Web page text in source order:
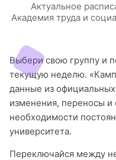
Актуальное
Академия труда и
Выбери свою группу и
текущую неделю.
данные из
изменения, переносы и
необходимости
университета.
Переключайся между